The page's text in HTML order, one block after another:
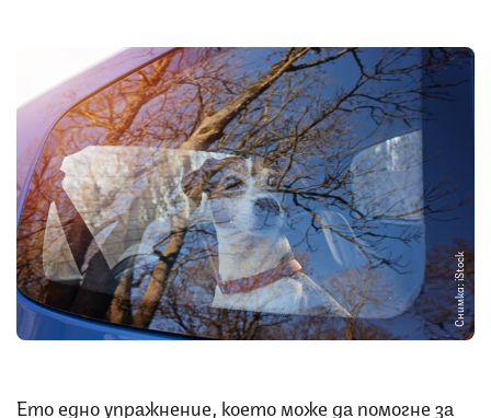
Снимка: iStock
Ето едно упражнение, което може да помогне за